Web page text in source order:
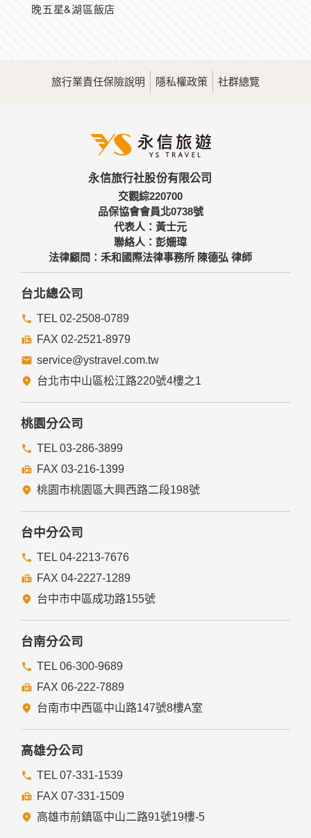
晚五星&湖區飯店
旅行業責任保險說明 隱私權政策 社群總覽
永信旅行社股份有限公司
交觀綜220700
品保協會會員北0738號
代表人：黃士元
聯絡人：彭姍瑋
法律顧問：禾和國際法律事務所 陳德弘 律師
台北總公司
TEL 02-2508-0789
FAX 02-2521-8979
service@ystravel.com.tw
台北市中山區松江路220號4樓之1
桃園分公司
TEL 03-286-3899
FAX 03-216-1399
桃園市桃園區大興西路二段198號
台中分公司
TEL 04-2213-7676
FAX 04-2227-1289
台中市中區成功路155號
台南分公司
TEL 06-300-9689
FAX 06-222-7889
台南市中西區中山路147號8樓A室
高雄分公司
TEL 07-331-1539
FAX 07-331-1509
高雄市前鎮區中山二路91號19樓-5